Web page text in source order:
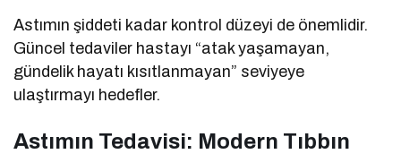
Astımın şiddeti kadar kontrol düzeyi de önemlidir.
Güncel tedaviler hastayı “atak yaşamayan,
gündelik hayatı kısıtlanmayan” seviyeye
ulaştırmayı hedefler.
Astımın Tedavisi: Modern Tıbbın